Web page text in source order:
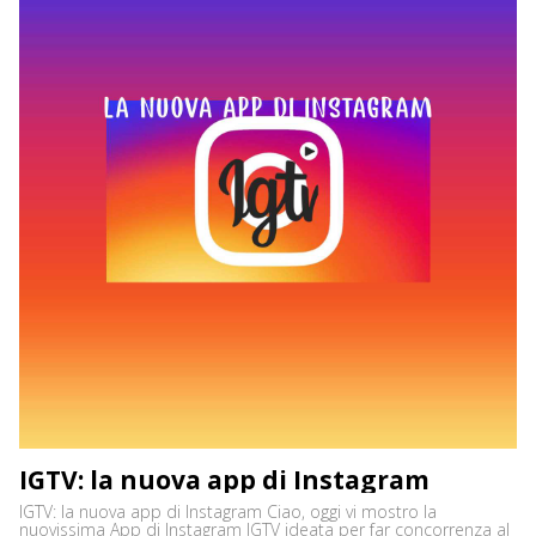
IGTV: la nuova app di Instagram
IGTV: la nuova app di Instagram Ciao, oggi vi mostro la
nuovissima App di Instagram IGTV ideata per far concorrenza al